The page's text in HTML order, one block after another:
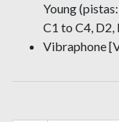
Young
C1 to C4, D2,
Vibraphone